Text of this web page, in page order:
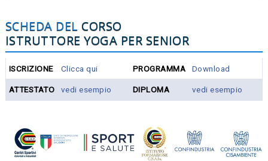
SCHEDA DELCORSO
ISTRUTTORE YOGA PER SENIOR
ISCRIZIONE Clicca qui PROGRAMMA Download
ATTESTATO vedi esempio DIPLOMA vedi esempio